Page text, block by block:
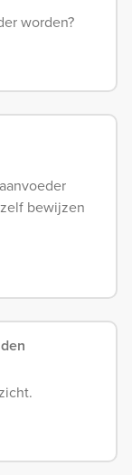
worden?
bewijzen